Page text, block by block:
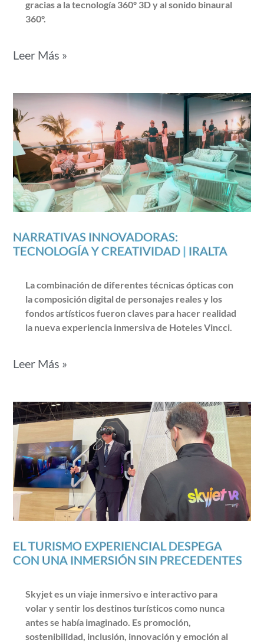
gracias a la tecnología 360º 3D y al sonido binaural
360º.
Leer Más »
NARRATIVAS INNOVADORAS:
TECNOLOGÍA Y CREATIVIDAD | IRALTA
La combinación de diferentes técnicas ópticas con
la composición digital de personajes reales y los
fondos artísticos fueron claves para hacer realidad
la nueva experiencia inmersiva de Hoteles Vincci.
Leer Más »
EL TURISMO EXPERIENCIAL DESPEGA
CON UNA INMERSIÓN SIN PRECEDENTES
Skyjet es un viaje inmersivo e interactivo para
volar y sentir los destinos turísticos como nunca
antes se había imaginado. Es promoción,
sostenibilidad, inclusión, innovación y emoción al